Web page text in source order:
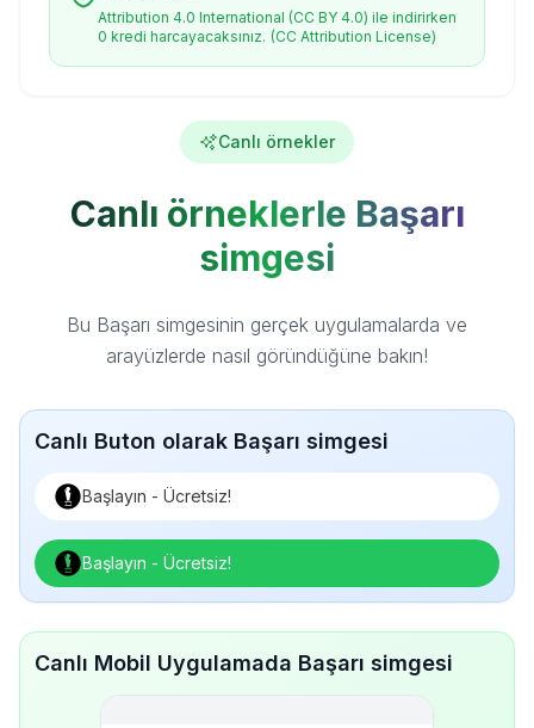
Attribution 4.0 International (CC BY 4.0) ile indirirken
0 kredi harcayacaksınız. (CC Attribution License)
Canlı örnekler
Canlı örneklerle Başarı
simgesi
Bu Başarı simgesinin gerçek uygulamalarda ve
arayüzlerde nasıl göründüğüne bakın!
Canlı Buton olarak Başarı simgesi
Başlayın - Ücretsiz!
Başlayın - Ücretsiz!
Canlı Mobil Uygulamada Başarı simgesi